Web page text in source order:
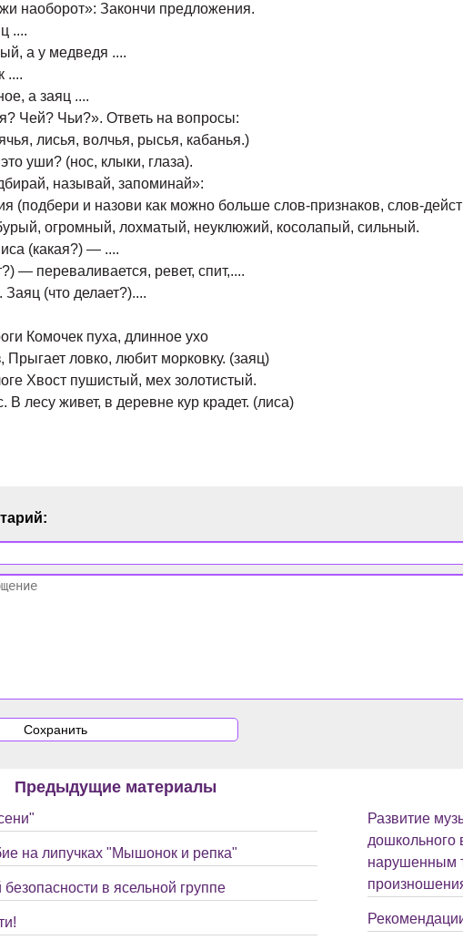
наоборот»: Закончи предложения.
....
а у медведя ....
....
а заяц ....
Чей? Чьи?». Ответь на вопросы:
лисья, волчья, рысья, кабанья.)
уши? (нос, клыки, глаза).
называй, запоминай»:
(подбери и назови как можно больше слов-признаков, слов-
огромный, лохматый, неуклюжий, косолапый, сильный.
(какая?) — ....
— переваливается, ревет, спит,....
Заяц (что делает?)....
Комочек пуха, длинное ухо
Прыгает ловко, любит морковку. (заяц)
Хвост пушистый, мех золотистый.
В лесу живет, в деревне кур крадет. (лиса)
Предыдущие материалы
на липучках "Мышонок и репка"
в ясельной группе
Развитие
дошкольного
нарушенным